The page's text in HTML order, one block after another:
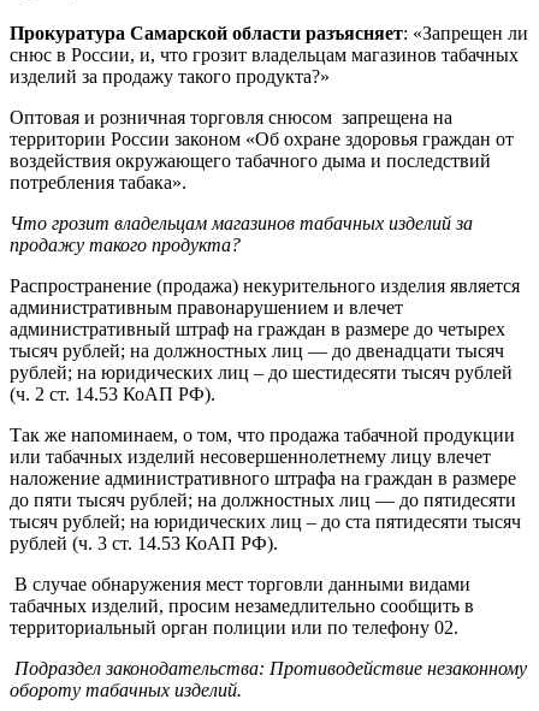
Прокуратура Самарской области разъясняет: «Запрещен ли
снюс в России, и, что грозит владельцам магазинов табачных
изделий за продажу такого продукта?»
Оптовая и розничная торговля снюсом запрещена на
территории России законом «Об охране здоровья граждан от
воздействия окружающего табачного дыма и последствий
потребления табака».
Что грозит владельцам магазинов табачных изделий за
продажу такого продукта?
Распространение (продажа) некурительного изделия является
административным правонарушением и влечет
административный штраф на граждан в размере до четырех
тысяч рублей; на должностных лиц — до двенадцати тысяч
рублей; на юридических лиц – до шестидесяти тысяч рублей
(ч. 2 ст. 14.53 КоАП РФ).
Так же напоминаем, о том, что продажа табачной продукции
или табачных изделий несовершеннолетнему лицу влечет
наложение административного штрафа на граждан в размере
до пяти тысяч рублей; на должностных лиц — до пятидесяти
тысяч рублей; на юридических лиц – до ста пятидесяти тысяч
рублей (ч. 3 ст. 14.53 КоАП РФ).
В случае обнаружения мест торговли данными видами
табачных изделий, просим незамедлительно сообщить в
территориальный орган полиции или по телефону 02.
Подраздел законодательства: Противодействие незаконному
обороту табачных изделий.